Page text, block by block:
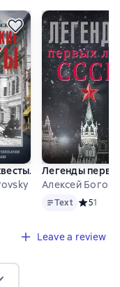
Истории с
рейтинг 4,7 на основе 7
Легенды
Алексей
TextText Средний
51
Leave a review